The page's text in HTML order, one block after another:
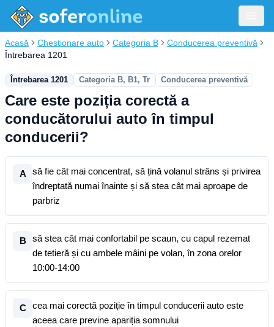
Acasă Chestionare auto Categoria B
Conducerea preventivă
Întrebarea 1201
Întrebarea 1201 Categoria B, B1, Tr Conducerea preventivă
Care este poziția corectă a
conducătorului auto în timpul
conducerii?
A
să fie cât mai concentrat, să țină volanul strâns și privirea
îndreptată numai înainte și să stea cât mai aproape de
parbriz
B
să stea cât mai confortabil pe scaun, cu capul rezemat
de tetieră și cu ambele mâini pe volan, în zona orelor
10:00-14:00
C
cea mai corectă poziție în timpul conducerii auto este
aceea care previne apariția somnului